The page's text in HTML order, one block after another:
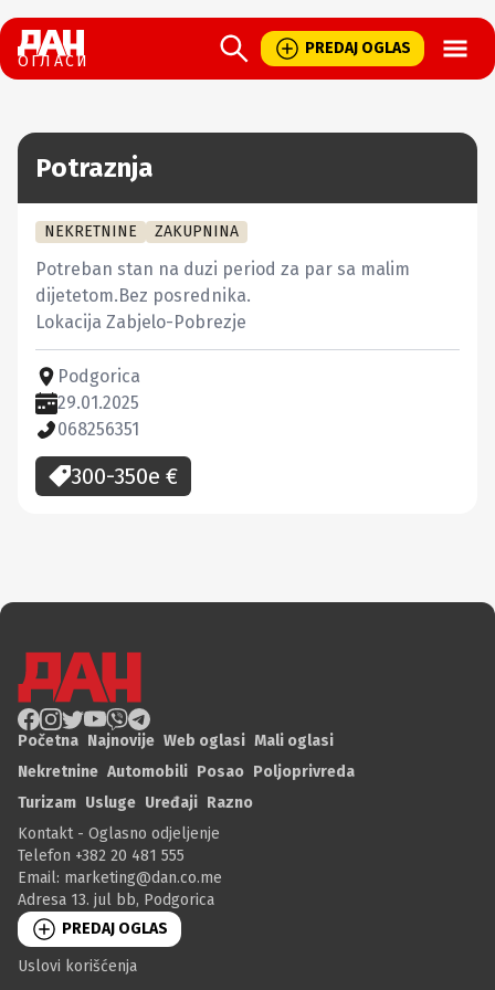
ОГЛАСИ
PREDAJ OGLAS
Potraznja
NEKRETNINE ZAKUPNINA
Potreban stan na duzi period za par sa malim
dijetetom.Bez posrednika.
Lokacija Zabjelo-Pobrezje
Podgorica
29.01.2025
068256351
300-350e €
Početna Najnovije Web oglasi Mali oglasi
Nekretnine Automobili Posao Poljoprivreda
Turizam Usluge Uređaji Razno
Kontakt - Oglasno odjeljenje
Telefon +382 20 481 555
Email: marketing@dan.co.me
Adresa 13. jul bb, Podgorica
PREDAJ OGLAS
Uslovi korišćenja